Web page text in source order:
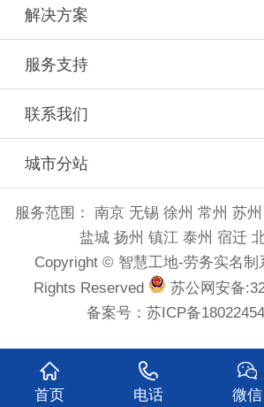
解决方案
服务支持
联系我们
城市分站
服务范围： 南京 无锡 徐州 常州 苏州
盐城 扬州 镇江 泰州 宿迁
Copyright © 智慧工地-劳务实名制
Rights Reserved
苏公网安备
备案号：苏ICP备
首页 电话 微信